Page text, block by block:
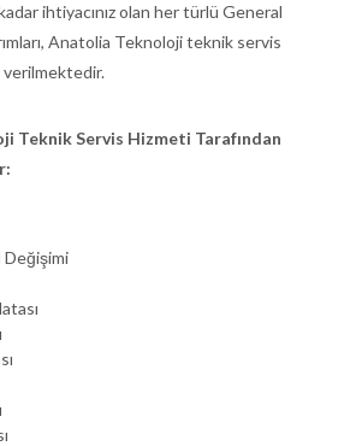
ihtiyacınız olan her türlü General
Anatolia Teknoloji teknik servis
verilmektedir.
Teknik Servis Hizmeti Tarafından
Değişimi